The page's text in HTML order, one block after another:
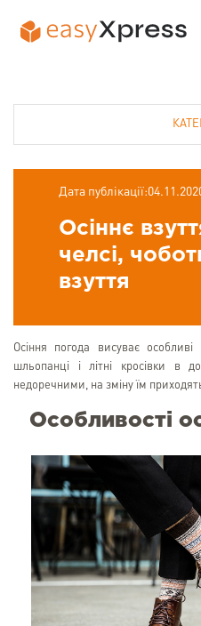
Дата
Осіннє
челсі,
взуття
Осіння погода висуває
шльопанці і літні кросівки в
недоречними, на зміну їм
Особливості